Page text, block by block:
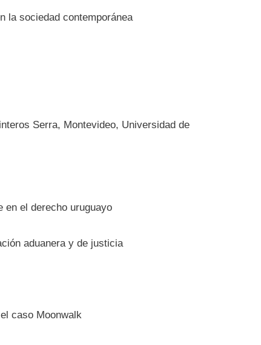
la sociedad contemporánea
Serra, Montevideo, Universidad de
el derecho uruguayo
aduanera y de justicia
caso Moonwalk